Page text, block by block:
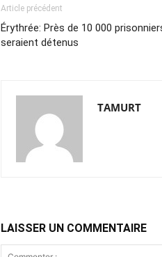
Article précédent
Érythrée: Près de 10 000
seraient détenus
TAMURT
LAISSER UN COMMENTAIRE